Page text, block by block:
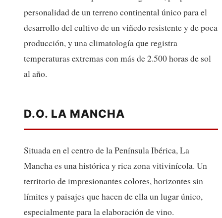
personalidad de un terreno continental único para el
desarrollo del cultivo de un viñedo resistente y de poca
producción, y una climatología que registra
temperaturas extremas con más de 2.500 horas de sol
al año.
D.O. LA MANCHA
Situada en el centro de la Península Ibérica, La
Mancha es una histórica y rica zona vitivinícola. Un
territorio de impresionantes colores, horizontes sin
límites y paisajes que hacen de ella un lugar único,
especialmente para la elaboración de vino.